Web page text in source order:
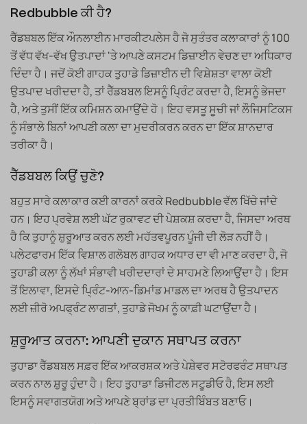
Redbubble ਕੀ ਹੈ?
ਰੈੱਡਬਬਲ ਇੱਕ ਔਨਲਾਈਨ ਮਾਰਕੀਟਪਲੇਸ ਹੈ ਜੋ ਸੁਤੰਤਰ ਕਲਾਕਾਰਾਂ ਨੂੰ 100
ਤੋਂ ਵੱਧ ਵੱਖ-ਵੱਖ ਉਤਪਾਦਾਂ 'ਤੇ ਆਪਣੇ ਕਸਟਮ ਡਿਜ਼ਾਈਨ ਵੇਚਣ ਦਾ ਅਧਿਕਾਰ
ਦਿੰਦਾ ਹੈ। ਜਦੋਂ ਕੋਈ ਗਾਹਕ ਤੁਹਾਡੇ ਡਿਜ਼ਾਈਨ ਦੀ ਵਿਸ਼ੇਸ਼ਤਾ ਵਾਲਾ ਕੋਈ
ਉਤਪਾਦ ਖਰੀਦਦਾ ਹੈ, ਤਾਂ ਰੈੱਡਬਬਲ ਇਸਨੂੰ ਪ੍ਰਿੰਟ ਕਰਦਾ ਹੈ, ਇਸਨੂੰ ਭੇਜਦਾ
ਹੈ, ਅਤੇ ਤੁਸੀਂ ਇੱਕ ਕਮਿਸ਼ਨ ਕਮਾਉਂਦੇ ਹੋ। ਇਹ ਵਸਤੂ ਸੂਚੀ ਜਾਂ ਲੌਜਿਸਟਿਕਸ
ਨੂੰ ਸੰਭਾਲੇ ਬਿਨਾਂ ਆਪਣੀ ਕਲਾ ਦਾ ਮੁਦਰੀਕਰਨ ਕਰਨ ਦਾ ਇੱਕ ਸ਼ਾਨਦਾਰ
ਤਰੀਕਾ ਹੈ।
ਰੈੱਡਬਬਲ ਕਿਉਂ ਚੁਣੋ?
ਬਹੁਤ ਸਾਰੇ ਕਲਾਕਾਰ ਕਈ ਕਾਰਨਾਂ ਕਰਕੇ Redbubble ਵੱਲ ਖਿੱਚੇ ਜਾਂਦੇ
ਹਨ। ਇਹ ਪ੍ਰਵੇਸ਼ ਲਈ ਘੱਟ ਰੁਕਾਵਟ ਦੀ ਪੇਸ਼ਕਸ਼ ਕਰਦਾ ਹੈ, ਜਿਸਦਾ ਅਰਥ
ਹੈ ਕਿ ਤੁਹਾਨੂੰ ਸ਼ੁਰੂਆਤ ਕਰਨ ਲਈ ਮਹੱਤਵਪੂਰਨ ਪੂੰਜੀ ਦੀ ਲੋੜ ਨਹੀਂ ਹੈ।
ਪਲੇਟਫਾਰਮ ਇੱਕ ਵਿਸ਼ਾਲ ਗਲੋਬਲ ਗਾਹਕ ਅਧਾਰ ਦਾ ਵੀ ਮਾਣ ਕਰਦਾ ਹੈ, ਜੋ
ਤੁਹਾਡੀ ਕਲਾ ਨੂੰ ਲੱਖਾਂ ਸੰਭਾਵੀ ਖਰੀਦਦਾਰਾਂ ਦੇ ਸਾਹਮਣੇ ਲਿਆਉਂਦਾ ਹੈ। ਇਸ
ਤੋਂ ਇਲਾਵਾ, ਇਸਦੇ ਪ੍ਰਿੰਟ-ਆਨ-ਡਿਮਾਂਡ ਮਾਡਲ ਦਾ ਅਰਥ ਹੈ ਉਤਪਾਦਨ
ਲਈ ਜ਼ੀਰੋ ਅਪਫ੍ਰੰਟ ਲਾਗਤਾਂ, ਤੁਹਾਡੇ ਜੋਖਮ ਨੂੰ ਕਾਫ਼ੀ ਘਟਾਉਂਦਾ ਹੈ।
ਸ਼ੁਰੂਆਤ ਕਰਨਾ: ਆਪਣੀ ਦੁਕਾਨ ਸਥਾਪਤ ਕਰਨਾ
ਤੁਹਾਡਾ ਰੈੱਡਬਬਲ ਸਫ਼ਰ ਇੱਕ ਆਕਰਸ਼ਕ ਅਤੇ ਪੇਸ਼ੇਵਰ ਸਟੋਰਫਰੰਟ ਸਥਾਪਤ
ਕਰਨ ਨਾਲ ਸ਼ੁਰੂ ਹੁੰਦਾ ਹੈ। ਇਹ ਤੁਹਾਡਾ ਡਿਜੀਟਲ ਸਟੂਡੀਓ ਹੈ, ਇਸ ਲਈ
ਇਸਨੂੰ ਸਵਾਗਤਯੋਗ ਅਤੇ ਆਪਣੇ ਬ੍ਰਾਂਡ ਦਾ ਪ੍ਰਤੀਬਿੰਬਤ ਬਣਾਓ।